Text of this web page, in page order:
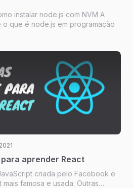
instalar node.js com NVM A
o que é node.js em programação
aprender React
criada pelo Facebook e
famosa e usada. Outras